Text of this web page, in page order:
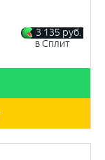
3 135 руб.
в Сплит